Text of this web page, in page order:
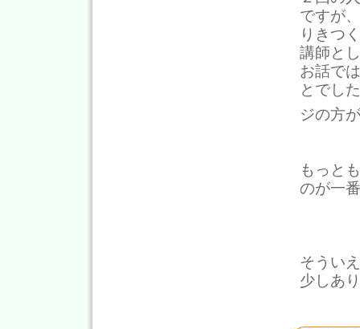
ですが
りきつ
講師と
お話で
とでし
ジの方
もっと
のが一
そうい
少しあ